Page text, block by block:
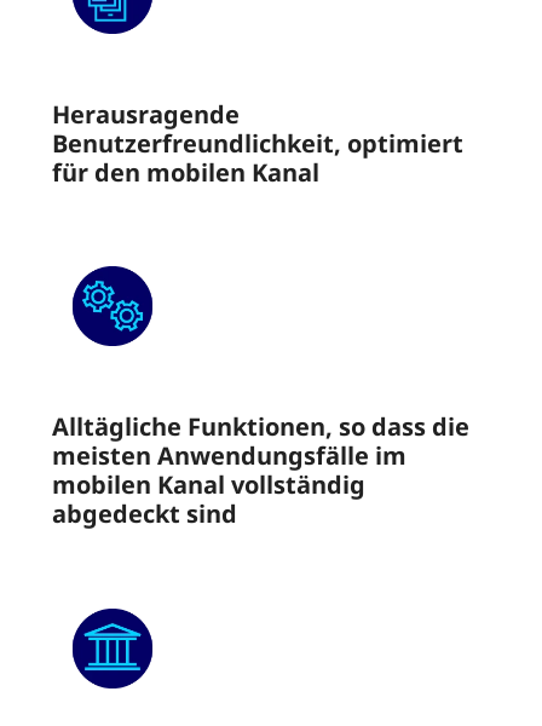
Herausragende
Benutzerfreundlichkeit, optimiert
für den mobilen Kanal
Alltägliche Funktionen, so dass die
meisten Anwendungsfälle im
mobilen Kanal vollständig
abgedeckt sind